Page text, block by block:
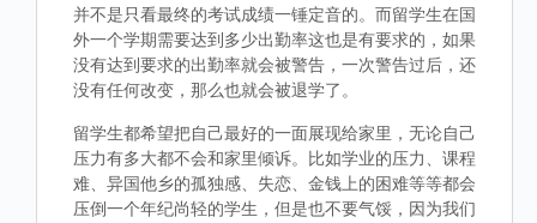
并不是只看最终的考试成绩一锤定音的。而留学生在国
外一个学期需要达到多少出勤率这也是有要求的，如果
没有达到要求的出勤率就会被警告，一次警告过后，还
没有任何改变，那么也就会被退学了。
留学生都希望把自己最好的一面展现给家里，无论自己
压力有多大都不会和家里倾诉。比如学业的压力、课程
难、异国他乡的孤独感、失恋、金钱上的困难等等都会
压倒一个年纪尚轻的学生，但是也不要气馁，因为我们